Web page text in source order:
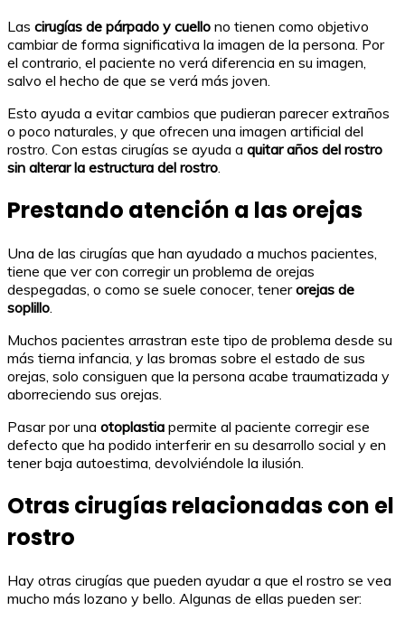
Las cirugías de párpado y cuello no tienen como objetivo
cambiar de forma significativa la imagen de la persona. Por
el contrario, el paciente no verá diferencia en su imagen,
salvo el hecho de que se verá más joven.
Esto ayuda a evitar cambios que pudieran parecer extraños
o poco naturales, y que ofrecen una imagen artificial del
rostro. Con estas cirugías se ayuda a quitar años del rostro
sin alterar la estructura del rostro.
Prestando atención a las orejas
Una de las cirugías que han ayudado a muchos pacientes,
tiene que ver con corregir un problema de orejas
despegadas, o como se suele conocer, tenerorejas de
soplillo
Muchos pacientes arrastran este tipo de problema desde su
más tierna infancia, y las bromas sobre el estado de sus
orejas, solo consiguen que la persona acabe traumatizada y
aborreciendo sus orejas.
Pasar por una otoplastia permite al paciente corregir ese
defecto que ha podido interferir en su desarrollo social y en
tener baja autoestima, devolviéndole la ilusión.
Otras cirugías relacionadas con el
rostro
Hay otras cirugías que pueden ayudar a que el rostro se vea
mucho más lozano y bello. Algunas de ellas pueden ser: